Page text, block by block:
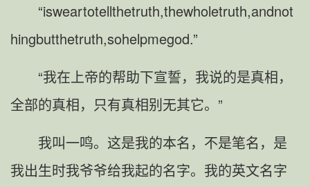
“isweartotellthetruth,thewholetruth,andnot
hingbutthetruth,sohelpmegod.”
“我在上帝的帮助下宣誓，我说的是真相，
全部的真相，只有真相别无其它。”
我叫一鸣。这是我的本名，不是笔名，是
我出生时我爷爷给我起的名字。我的英文名字